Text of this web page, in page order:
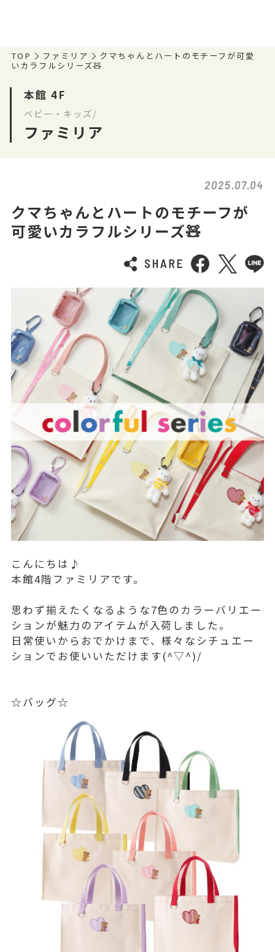
TOP ファミリア
クマちゃんとハートのモチーフが可愛
いカラフルシリーズ🧸
本館 4F
ベビー・キッズ/
ファミリア
2025.07.04
クマちゃんとハートのモチーフが
可愛いカラフルシリーズ🧸
こんにちは♪
本館4階ファミリアです。
思わず揃えたくなるような7色のカラーバリエー
ションが魅力のアイテムが入荷しました。
日常使いからおでかけまで、様々なシチュエー
ションでお使いいただけます(^▽^)/
☆バッグ☆